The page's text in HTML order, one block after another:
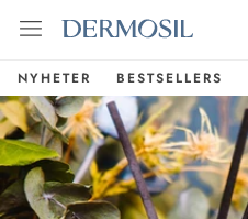
NYHETER BESTSELLERS